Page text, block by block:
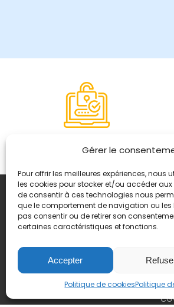
Gérer le
Pour offrir les meilleures expériences,
les cookies pour stocker et/ou accéder
de consentir à ces technologies nous
que le comportement de navigation ou les
pas consentir ou de retirer son
certaines caractéristiques et fonctions.
Accepter
Politique de cookiesPolitique
Paiement sécurisé